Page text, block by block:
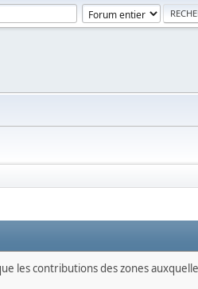
les contributions des zones